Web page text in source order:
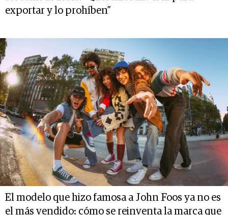
exportar y lo prohíben”
El modelo que hizo famosa a John Foos ya no es
el más vendido: cómo se reinventa la marca que